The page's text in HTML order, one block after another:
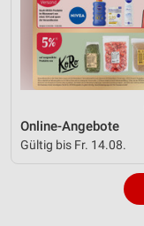
Online-Angebote
Gültig bis Fr. 14.08.